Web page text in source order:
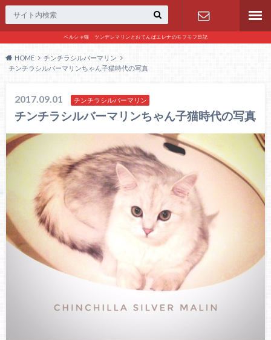
ペルシャ猫 ツンデレマリンとおてんばエレナのモフモフ日記
お問い合わ
HOME
チンチラシルバーマリン
チンチラシルバーマリンちゃん子猫時代の写真
2017.09.01 チンチラシルバーマリン
チンチラシルバーマリンちゃん子猫時代の写真